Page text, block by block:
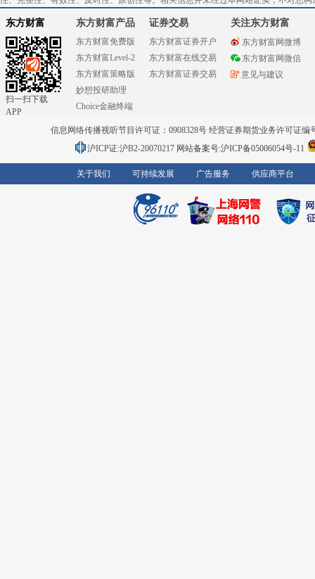
东方财富
扫一扫下载
APP
东方财富产品
东方财富免费版
东方财富Level-2
东方财富策略版
妙想投研助理
Choice金融终端
证券交易
东方财富证券开户
东方财富在线交易
东方财富证券交易
关注东方财富
东方财富网微博
东方财富网微信
意见与建议
信息网络传播视听节目许可证：0908328号 经营证券期货业务许可证编
沪ICP证:沪B2-20070217 网站备案号:沪ICP备05006054号-11
关于我们 可持续发展 广告服务 供应商平台